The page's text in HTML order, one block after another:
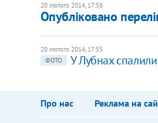
20 лютого 2014, 17:58
Опубліковано
20 лютого 2014, 17:55
ФОТО
У Лубнах
Про нас Реклама на